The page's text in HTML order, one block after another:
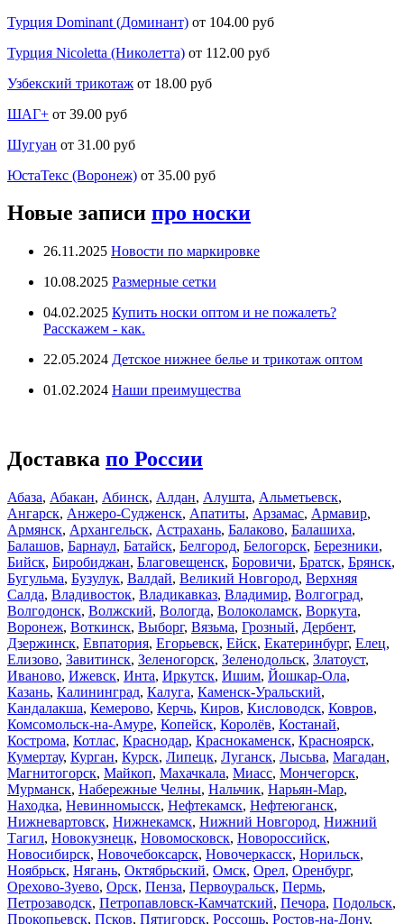
Турция Dominant (Доминант) от 104.00 руб
Турция Nicoletta (Николетта) от 112.00 руб
Узбекский трикотаж от 18.00 руб
ШАГ+ от 39.00 руб
Шугуан от 31.00 руб
ЮстаТекс (Воронеж) от 35.00 руб
Новые записи про носки
26.11.2025 Новости по маркировке
10.08.2025 Размерные сетки
04.02.2025 Купить носки оптом и не пожалеть?
Расскажем - как.
22.05.2024 Детское нижнее белье и трикотаж оптом
01.02.2024 Наши преимущества
Доставка по России
Абаза, Абакан, Абинск, Алдан, Алушта, Альметьевск,
Ангарск, Анжеро-Судженск, Апатиты, Арзамас, Армавир,
Армянск, Архангельск, Астрахань, Балаково, Балашиха,
Балашов, Барнаул, Батайск, Белгород, Белогорск, Березники,
Бийск, Биробиджан, Благовещенск, Боровичи, Братск, Брянск,
Бугульма, Бузулук, Валдай, Великий Новгород, Верхняя
Салда, Владивосток, Владикавказ, Владимир, Волгоград,
Волгодонск, Волжский, Вологда, Волоколамск, Воркута,
Воронеж, Воткинск, Выборг, Вязьма, Грозный, Дербент,
Дзержинск, Евпатория, Егорьевск, Ейск, Екатеринбург, Елец,
Елизово, Завитинск, Зеленогорск, Зеленодольск, Златоуст,
Иваново, Ижевск, Инта, Иркутск, Ишим, Йошкар-Ола,
Казань, Калининград, Калуга, Каменск-Уральский,
Кандалакша, Кемерово, Керчь, Киров, Кисловодск, Ковров,
Комсомольск-на-Амуре, Копейск, Королёв, Костанай,
Кострома, Котлас, Краснодар, Краснокаменск, Красноярск,
Кумертау, Курган, Курск, Липецк, Луганск, Лысьва, Магадан,
Магнитогорск, Майкоп, Махачкала, Миасс, Мончегорск,
Мурманск, Набережные Челны, Нальчик, Нарьян-Мар,
Находка, Невинномысск, Нефтекамск, Нефтеюганск,
Нижневартовск, Нижнекамск, Нижний Новгород, Нижний
Тагил, Новокузнецк, Новомосковск, Новороссийск,
Новосибирск, Новочебоксарск, Новочеркасск, Норильск,
Ноябрьск, Нягань, Октябрьский, Омск, Орел, Оренбург,
Орехово-Зуево, Орск, Пенза, Первоуральск, Пермь,
Петрозаводск, Петропавловск-Камчатский, Печора, Подольск,
Прокопьевск, Псков, Пятигорск, Россошь, Ростов-на-Дону,